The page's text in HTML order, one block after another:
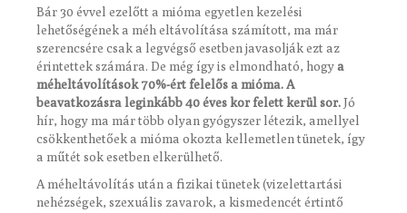
Bár 30 évvel ezelőtt a mióma egyetlen kezelési
lehetőségének a méh eltávolítása számított, ma már
szerencsére csak a legvégső esetben javasolják ezt az
érintettek számára. De még így is elmondható, hogya
méheltávolítások 70%-ért felelős a mióma. A
beavatkozásra leginkább 40 éves kor felett kerül sor.Jó
hír, hogy ma már több olyan gyógyszer létezik, amellyel
csökkenthetőek a mióma okozta kellemetlen tünetek, így
a műtét sok esetben elkerülhető.
A méheltávolítás után a fizikai tünetek (vizelettartási
nehézségek, szexuális zavarok, a kismedencét értintő